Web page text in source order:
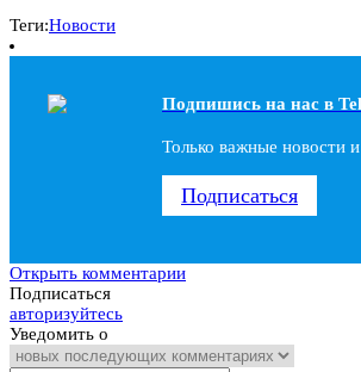
Теги:Новости
Подпишись на наc в
Только важные новости
Подписаться
Открыть комментарии
Подписаться
авторизуйтесь
Уведомить о